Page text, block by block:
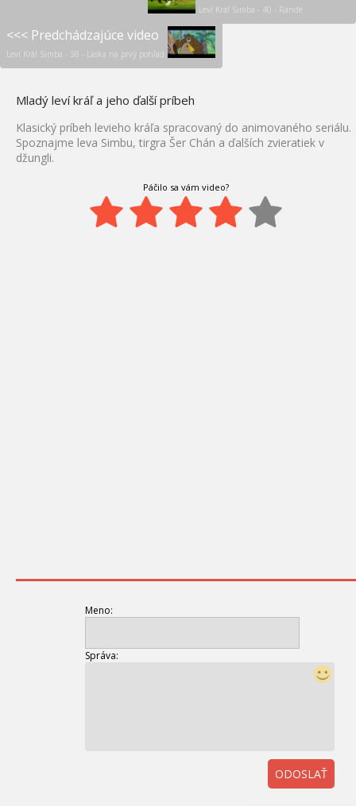
Leví Kráľ Simba - 40 - Rande
<<< Predchádzajúce video
Leví Kráľ Simba - 38 - Láska na prvý pohľad
Mladý leví kráľ a jeho ďalší príbeh
Klasický príbeh levieho kráľa spracovaný do animovaného seriálu.
Spoznajme leva Simbu, tirgra Šer Chán a ďalších zvieratiek v
džungli.
Páčilo sa vám video?
Meno:
Správa:
ODOSLAŤ